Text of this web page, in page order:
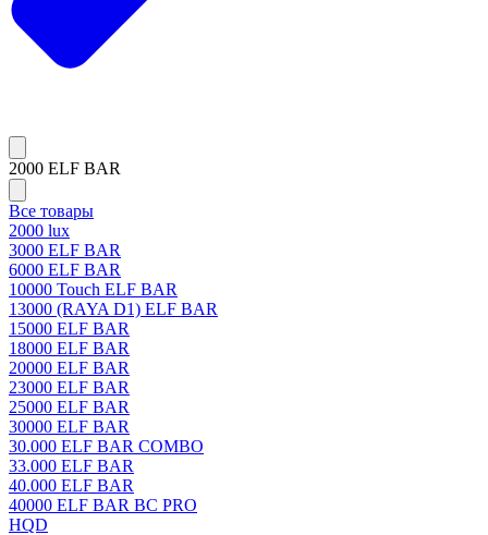
2000 ELF BAR
Все товары
2000 lux
3000 ELF BAR
6000 ELF BAR
10000 Touch ELF BAR
13000 (RAYA D1) ELF BAR
15000 ELF BAR
18000 ELF BAR
20000 ELF BAR
23000 ELF BAR
25000 ELF BAR
30000 ELF BAR
30.000 ELF BAR COMBO
33.000 ELF BAR
40.000 ELF BAR
40000 ELF BAR BC PRO
HQD